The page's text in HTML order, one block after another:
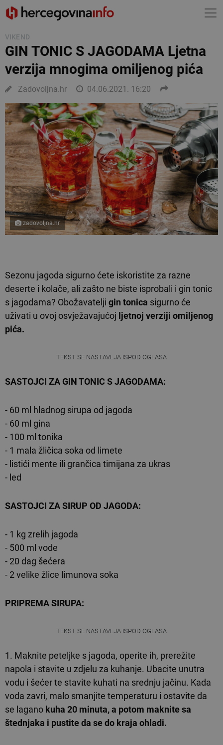
VIKEND
GIN TONIC S JAGODAMA Ljetna
verzija mnogima omiljenog pića
Zadovoljna.hr 04.06.2021. 16:20
zadovoljna.hr
Sezonu jagoda sigurno ćete iskoristite za razne
deserte i kolače, ali zašto ne biste isprobali i gin tonic
s jagodama? Obožavatelji gin tonica sigurno će
uživati u ovoj osvježavajućoj ljetnoj verziji omiljenog
pića.
TEKST SE NASTAVLJA ISPOD OGLASA
SASTOJCI ZA GIN TONIC S JAGODAMA:
- 60 ml hladnog sirupa od jagoda
- 60 ml gina
- 100 ml tonika
- 1 mala žličica soka od limete
- listići mente ili grančica timijana za ukras
- led
SASTOJCI ZA SIRUP OD JAGODA:
- 1 kg zrelih jagoda
- 500 ml vode
- 20 dag šećera
- 2 velike žlice limunova soka
PRIPREMA SIRUPA:
TEKST SE NASTAVLJA ISPOD OGLASA
1. Maknite peteljke s jagoda, operite ih, prerežite
napola i stavite u zdjelu za kuhanje. Ubacite unutra
vodu i šećer te stavite kuhati na srednju jačinu. Kada
voda zavri, malo smanjite temperaturu i ostavite da
se lagano kuha 20 minuta, a potom maknite sa
štednjaka i pustite da se do kraja ohladi.